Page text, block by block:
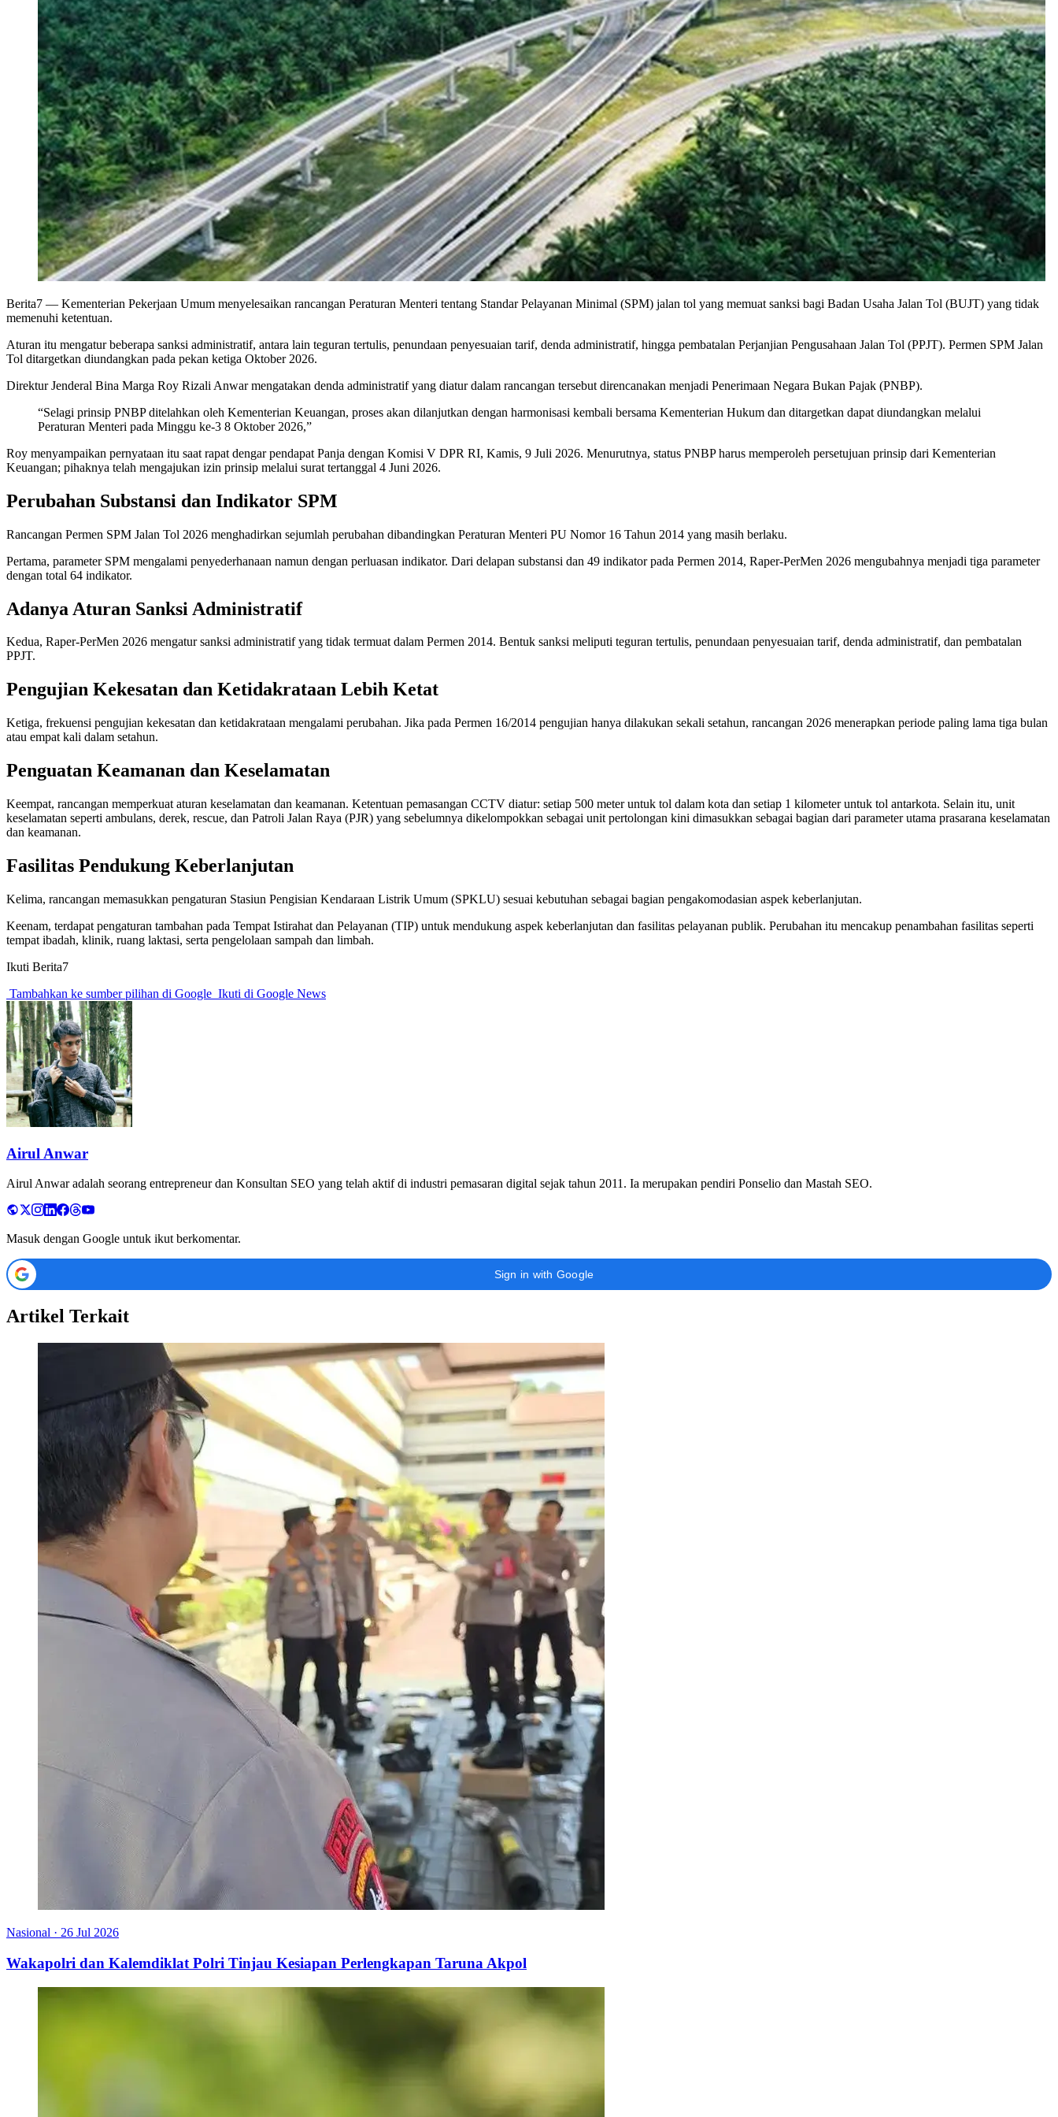
Berita7 — Kementerian Pekerjaan Umum menyelesaikan rancangan Peraturan Menteri tentang Standar Pelayanan Minimal (SPM) jalan tol yang memuat sanksi bagi Badan Usaha Jalan Tol (BUJT) yang tidak
memenuhi ketentuan.
Aturan itu mengatur beberapa sanksi administratif, antara lain teguran tertulis, penundaan penyesuaian tarif, denda administratif, hingga pembatalan Perjanjian Pengusahaan Jalan Tol (PPJT). Permen SPM Jalan
Tol ditargetkan diundangkan pada pekan ketiga Oktober 2026.
Direktur Jenderal Bina Marga Roy Rizali Anwar mengatakan denda administratif yang diatur dalam rancangan tersebut direncanakan menjadi Penerimaan Negara Bukan Pajak (PNBP).
“Selagi prinsip PNBP ditelahkan oleh Kementerian Keuangan, proses akan dilanjutkan dengan harmonisasi kembali bersama Kementerian Hukum dan ditargetkan dapat diundangkan melalui
Peraturan Menteri pada Minggu ke-3 8 Oktober 2026,”
Roy menyampaikan pernyataan itu saat rapat dengar pendapat Panja dengan Komisi V DPR RI, Kamis, 9 Juli 2026. Menurutnya, status PNBP harus memperoleh persetujuan prinsip dari Kementerian
Keuangan; pihaknya telah mengajukan izin prinsip melalui surat tertanggal 4 Juni 2026.
Perubahan Substansi dan Indikator SPM
Rancangan Permen SPM Jalan Tol 2026 menghadirkan sejumlah perubahan dibandingkan Peraturan Menteri PU Nomor 16 Tahun 2014 yang masih berlaku.
Pertama, parameter SPM mengalami penyederhanaan namun dengan perluasan indikator. Dari delapan substansi dan 49 indikator pada Permen 2014, Raper-PerMen 2026 mengubahnya menjadi tiga parameter
dengan total 64 indikator.
Adanya Aturan Sanksi Administratif
Kedua, Raper-PerMen 2026 mengatur sanksi administratif yang tidak termuat dalam Permen 2014. Bentuk sanksi meliputi teguran tertulis, penundaan penyesuaian tarif, denda administratif, dan pembatalan
PPJT.
Pengujian Kekesatan dan Ketidakrataan Lebih Ketat
Ketiga, frekuensi pengujian kekesatan dan ketidakrataan mengalami perubahan. Jika pada Permen 16/2014 pengujian hanya dilakukan sekali setahun, rancangan 2026 menerapkan periode paling lama tiga bulan
atau empat kali dalam setahun.
Penguatan Keamanan dan Keselamatan
Keempat, rancangan memperkuat aturan keselamatan dan keamanan. Ketentuan pemasangan CCTV diatur: setiap 500 meter untuk tol dalam kota dan setiap 1 kilometer untuk tol antarkota. Selain itu, unit
keselamatan seperti ambulans, derek, rescue, dan Patroli Jalan Raya (PJR) yang sebelumnya dikelompokkan sebagai unit pertolongan kini dimasukkan sebagai bagian dari parameter utama prasarana keselamatan
dan keamanan.
Fasilitas Pendukung Keberlanjutan
Kelima, rancangan memasukkan pengaturan Stasiun Pengisian Kendaraan Listrik Umum (SPKLU) sesuai kebutuhan sebagai bagian pengakomodasian aspek keberlanjutan.
Keenam, terdapat pengaturan tambahan pada Tempat Istirahat dan Pelayanan (TIP) untuk mendukung aspek keberlanjutan dan fasilitas pelayanan publik. Perubahan itu mencakup penambahan fasilitas seperti
tempat ibadah, klinik, ruang laktasi, serta pengelolaan sampah dan limbah.
Ikuti Berita7
Tambahkan ke sumber pilihan di Google Ikuti di Google News
Airul Anwar
Airul Anwar adalah seorang entrepreneur dan Konsultan SEO yang telah aktif di industri pemasaran digital sejak tahun 2011. Ia merupakan pendiri Ponselio dan Mastah SEO.
Masuk dengan Google untuk ikut berkomentar.
Sign in with Google
Artikel Terkait
Nasional · 26 Jul 2026
Wakapolri dan Kalemdiklat Polri Tinjau Kesiapan Perlengkapan Taruna Akpol